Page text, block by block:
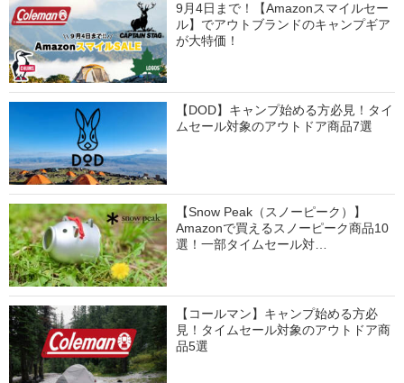
9月4日まで！【Amazonスマイルセー
ル】でアウトブランドのキャンプギア
が大特価！
【DOD】キャンプ始める方必見！タイ
ムセール対象のアウトドア商品7選
【Snow Peak（スノーピーク）】
Amazonで買えるスノーピーク商品10
選！一部タイムセール対…
【コールマン】キャンプ始める方必
見！タイムセール対象のアウトドア商
品5選